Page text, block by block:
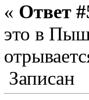
« Ответ
это в
Записан